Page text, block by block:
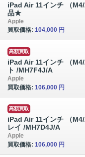
iPad Air 11インチ （
品★
Apple
買取価格: 104,000 円
高額買取
iPad Air 11インチ （
ト /MH7F4J/A
Apple
買取価格: 106,000 円
高額買取
iPad Air 11インチ （
レイ /MH7D4J/A
Apple
買取価格: 106,000 円